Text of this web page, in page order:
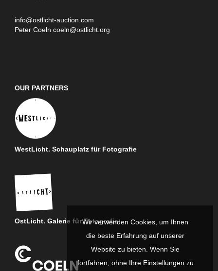
info@ostlicht-auction.com
Peter Coeln coeln@ostlicht.org
OUR PARTNERS
WestLicht. Schauplatz für Fotografie
OstLicht. Galerie für FotografieWir verwenden Cookies, um Ihnen
die beste Erfahrung auf unserer
Website zu bieten. Wenn Sie
fortfahren, ohne Ihre Einstellungen zu